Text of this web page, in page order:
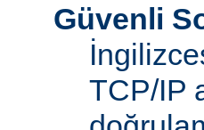
Güvenli
TCP/IP